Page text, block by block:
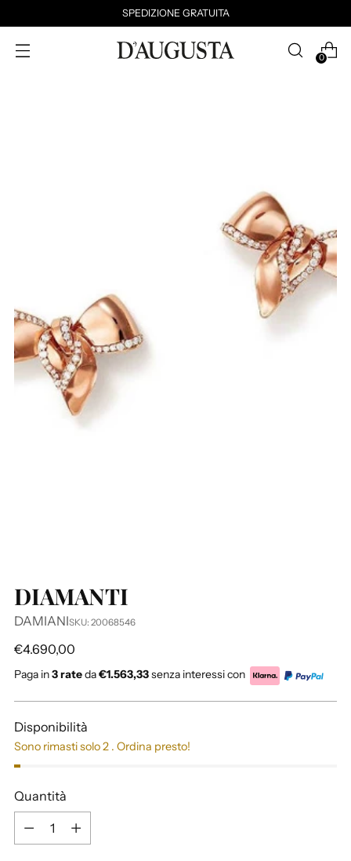
SPEDIZIONE GRATUITA
0
DIAMANTI
DAMIANISKU: 20068546
Prezzo
di
€4.690,00
Paga in3 rateda€1.563,33senza interessi con
Disponibilità
Sono rimasti solo 2 . Ordina presto!
Quantità
Quantità